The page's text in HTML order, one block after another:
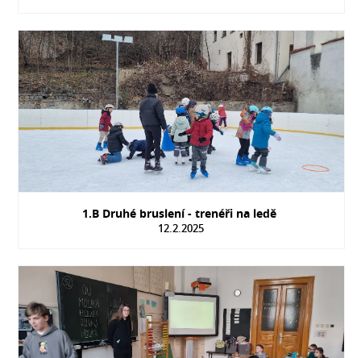
1.B Druhé bruslení - trenéři na ledě
12.2.2025